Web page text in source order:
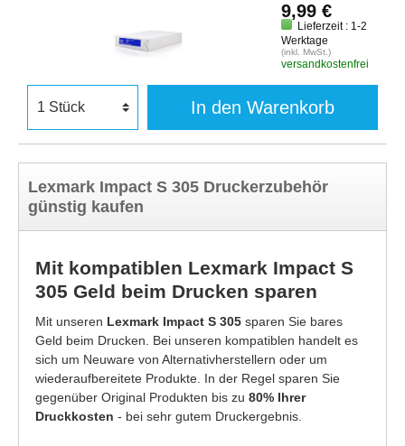
9,99 €
Lieferzeit : 1-2
Werktage
(inkl. MwSt.)
versandkostenfrei
In den Warenkorb
Lexmark Impact S 305 Druckerzubehör
günstig kaufen
Mit kompatiblen Lexmark Impact S
305 Geld beim Drucken sparen
Mit unseren Lexmark Impact S 305 sparen Sie bares
Geld beim Drucken. Bei unseren kompatiblen handelt es
sich um Neuware von Alternativherstellern oder um
wiederaufbereitete Produkte. In der Regel sparen Sie
gegenüber Original Produkten bis zu 80% Ihrer
Druckkosten - bei sehr gutem Druckergebnis.